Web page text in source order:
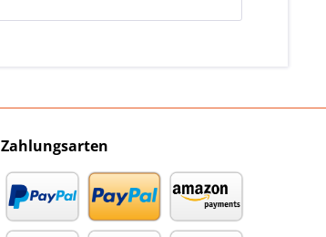
Zahlungsarten